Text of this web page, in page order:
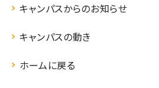
キャンパスからのお知らせ
キャンパスの動き
ホームに戻る